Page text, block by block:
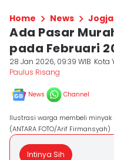
Home News Jogja
Ada Pasar
pada Februari
28 Jan 2026, 09:39 WIB Kota
Paulus Risang
News Channel
Ilustrasi warga membeli
(ANTARA FOTO/Arif Firmansyah)
Intinya Sih